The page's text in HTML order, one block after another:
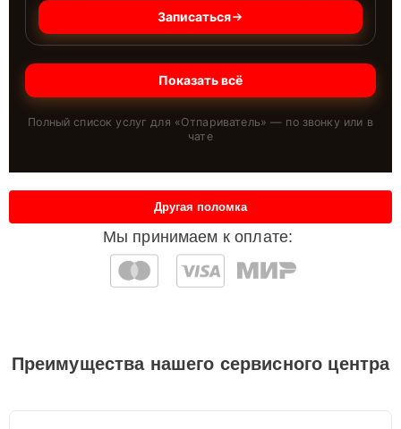
Записаться
Показать всё
Полный список услуг для «Отпариватель» — по звонку или в
чате
Мы принимаем к оплате:
Другая поломка
Преимущества нашего сервисного центра